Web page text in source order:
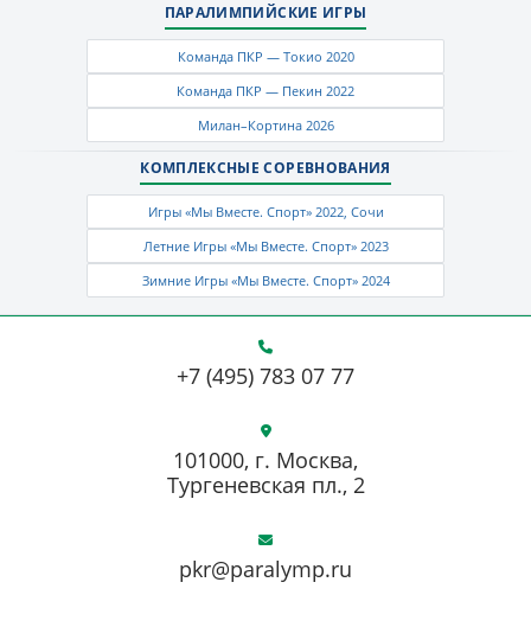
ПАРАЛИМПИЙСКИЕ ИГРЫ
Команда ПКР — Токио 2020
Команда ПКР — Пекин 2022
Милан–Кортина 2026
КОМПЛЕКСНЫЕ СОРЕВНОВАНИЯ
Игры «Мы Вместе. Спорт» 2022, Сочи
Летние Игры «Мы Вместе. Спорт» 2023
Зимние Игры «Мы Вместе. Спорт» 2024
+7 (495) 783 07 77
pkr@paralymp.ru
101000, г. Москва,
Тургеневская пл., 2